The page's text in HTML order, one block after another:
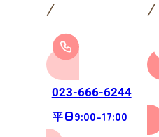
023-666-6244
平日9:00-17:00